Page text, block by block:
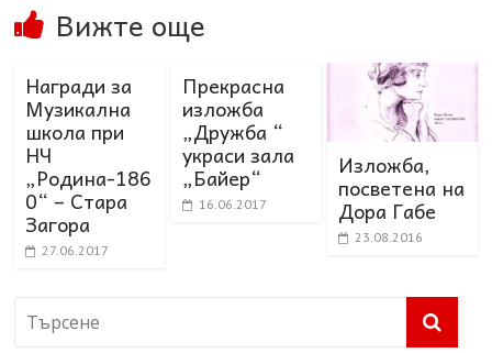
Вижте още
Награди за
Музикална
школа при
НЧ
„Родина-186
0“ – Стара
Загора
27.06.2017
Прекрасна
изложба
„Дружба “
украси зала
„Байер“
16.06.2017
Изложба,
посветена на
Дора Габе
23.08.2016